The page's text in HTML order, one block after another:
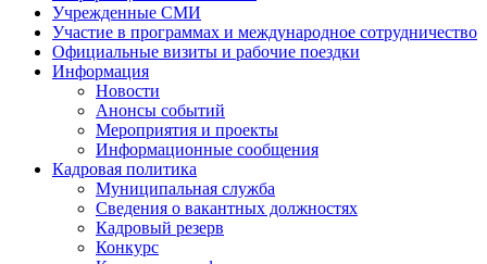
Учрежденные СМИ
Участие в программах и международное сотрудничество
Официальные визиты и рабочие поездки
Информация
Новости
Анонсы событий
Мероприятия и проекты
Информационные сообщения
Кадровая политика
Муниципальная служба
Сведения о вакантных должностях
Кадровый резерв
Конкурс